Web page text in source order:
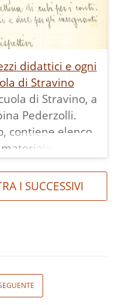
didattici e ogni
di Stravino
di Stravino, a
Pederzolli.
contiene elenco
della scuola.
I SUCCESSIVI